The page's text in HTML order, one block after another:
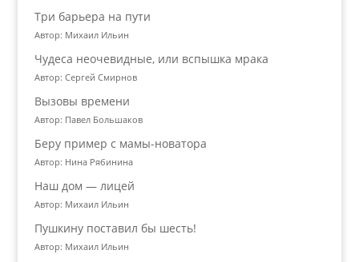
Три барьера на пути
Автор: Михаил Ильин
Чудеса неочевидные, или вспышка мрака
Автор: Сергей Смирнов
Вызовы времени
Автор: Павел Большаков
Беру пример с мамы-новатора
Автор: Нина Рябинина
Наш дом — лицей
Автор: Михаил Ильин
Пушкину поставил бы шесть!
Автор: Михаил Ильин